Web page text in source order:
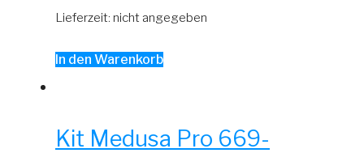
Lieferzeit: nicht angegeben
In den Warenkorb
Kit Medusa Pro 669-